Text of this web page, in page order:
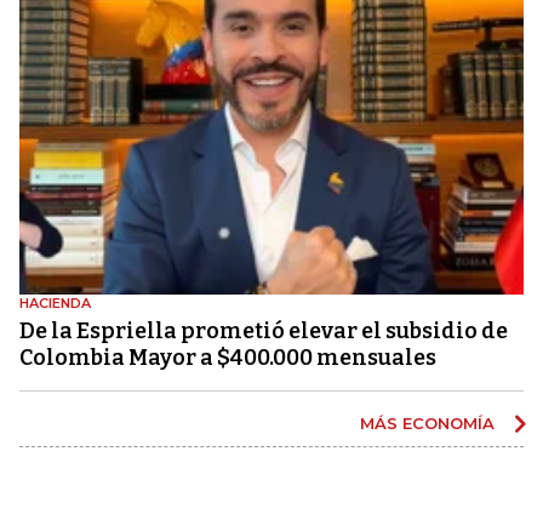
HACIENDA
De la Espriella prometió elevar el subsidio de
Colombia Mayor a $400.000 mensuales
MÁS ECONOMÍA